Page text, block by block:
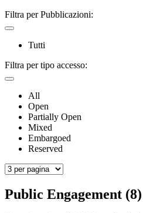
Filtra per Pubblicazioni:
Tutti
Filtra per tipo accesso:
All
Open
Partially Open
Mixed
Embargoed
Reserved
Public Engagement (8)